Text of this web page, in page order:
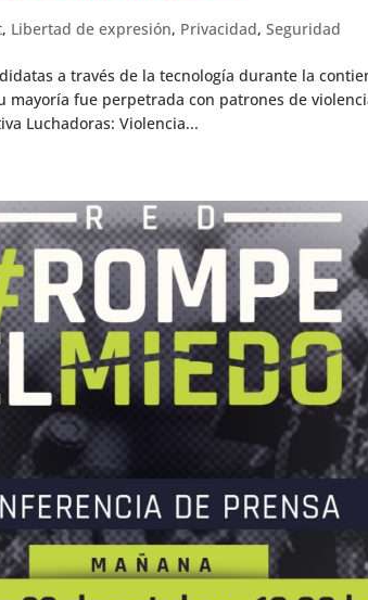
, Libertad de expresión, Privacidad,Seguridad
a través de la tecnología durante la
mayoría fue perpetrada con patrones de
Luchadoras: Violencia...